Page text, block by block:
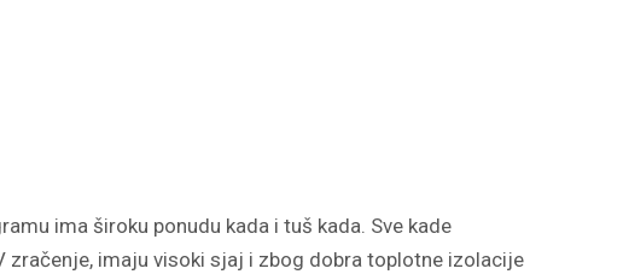
ima široku ponudu kada i tuš kada. Sve kade
zračenje, imaju visoki sjaj i zbog dobra toplotne izolacije